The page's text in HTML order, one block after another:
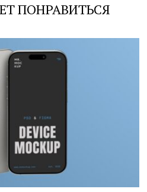
ПОНРАВИТЬСЯ